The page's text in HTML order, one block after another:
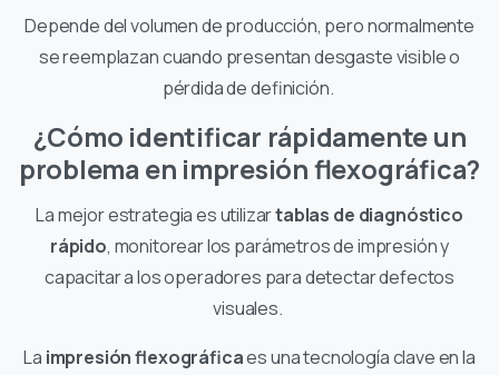
Depende del volumen de producción, pero normalmente
se reemplazan cuando presentan desgaste visible o
pérdida de definición.
¿Cómo identificar rápidamente un
problema en impresión flexográfica?
La mejor estrategia es utilizartablas de diagnóstico
rápido, monitorear los parámetros de impresión y
capacitar a los operadores para detectar defectos
visuales.
La impresión flexográficaes una tecnología clave en la